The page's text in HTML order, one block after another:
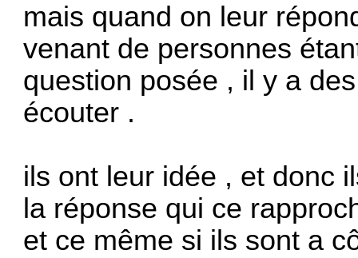
mais quand on leur
venant de personnes
question posée , il y a
écouter .
ils ont leur idée , et donc
la réponse qui ce
et ce même si ils sont a